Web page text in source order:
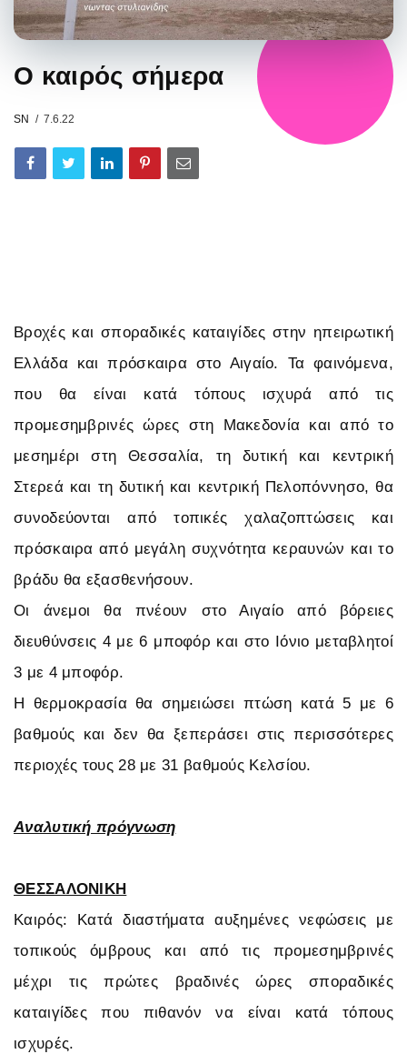
Ο καιρός σήμερα
SN 7.6.22
Βροχές και σποραδικές καταιγίδες στην ηπειρωτική
Ελλάδα και πρόσκαιρα στο Αιγαίο. Τα φαινόμενα,
που θα είναι κατά τόπους ισχυρά από τις
προμεσημβρινές ώρες στη Μακεδονία και από το
μεσημέρι στη Θεσσαλία, τη δυτική και κεντρική
Στερεά και τη δυτική και κεντρική Πελοπόννησο, θα
συνοδεύονται από τοπικές χαλαζοπτώσεις και
πρόσκαιρα από μεγάλη συχνότητα κεραυνών και το
βράδυ θα εξασθενήσουν.
Οι άνεμοι θα πνέουν στο Αιγαίο από βόρειες
διευθύνσεις 4 με 6 μποφόρ και στο Ιόνιο μεταβλητοί
3 με 4 μποφόρ.
Η θερμοκρασία θα σημειώσει πτώση κατά 5 με 6
βαθμούς και δεν θα ξεπεράσει στις περισσότερες
περιοχές τους 28 με 31 βαθμούς Κελσίου.
Αναλυτική πρόγνωση
ΘΕΣΣΑΛΟΝΙΚΗ
Καιρός: Κατά διαστήματα αυξημένες νεφώσεις με
τοπικούς όμβρους και από τις προμεσημβρινές
μέχρι τις πρώτες βραδινές ώρες σποραδικές
καταιγίδες που πιθανόν να είναι κατά τόπους
ισχυρές.